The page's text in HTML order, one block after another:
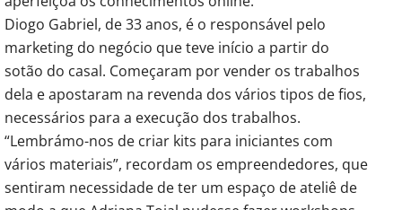
Diogo Gabriel, de 33 anos, é o responsável pelo
marketing do negócio que teve início a partir do
sotão do casal. Começaram por vender os trabalhos
dela e apostaram na revenda dos vários tipos de fios,
necessários para a execução dos trabalhos.
“Lembrámo-nos de criar kits para iniciantes com
vários materiais”, recordam os empreendedores, que
sentiram necessidade de ter um espaço de ateliê de